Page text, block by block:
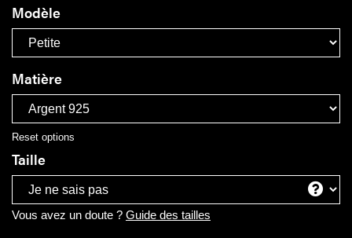
Modèle
Matière
Reset options
Taille
Vous avez un doute ? Guide des tailles